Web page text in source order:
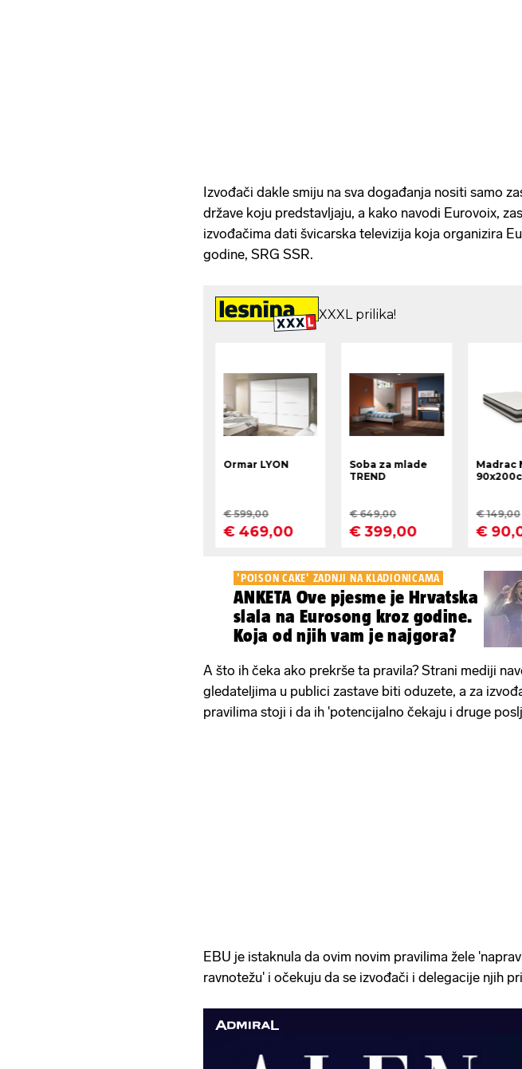
Izvođači dakle smiju na sva događanja nositi samo
države koju predstavljaju, a kako navodi Eurovoix,
izvođačima dati švicarska televizija koja organizira
godine, SRG SSR.
'POISON CAKE' ZADNJI NA KLADIONICAMA
ANKETA Ove pjesme je Hrvatska
slala na Eurosong kroz godine.
Koja od njih vam je najgora?
A što ih čeka ako prekrše ta pravila? Strani mediji
gledateljima u publici zastave biti oduzete, a za
pravilima stoji i da ih 'potencijalno čekaju i druge
EBU je istaknula da ovim novim pravilima žele
ravnotežu' i očekuju da se izvođači i delegacije njih